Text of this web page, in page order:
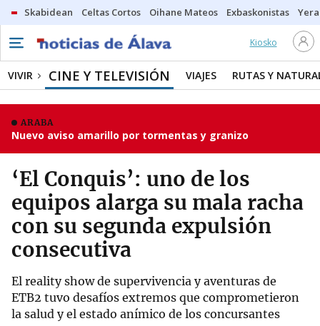
Skabidean Celtas Cortos Oihane Mateos Exbaskonistas
Kiosko
VIVIR CINE Y TELEVISIÓN VIAJES RUTAS Y
ARABA
Nuevo aviso amarillo por tormentas y granizo
‘El Conquis’: uno de los
equipos alarga su mala racha
con su segunda expulsión
consecutiva
El reality show de supervivencia y aventuras de
ETB2 tuvo desafíos extremos que comprometieron
la salud y el estado anímico de los concursantes